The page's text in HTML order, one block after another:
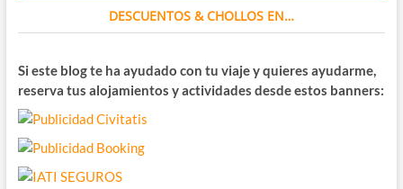
DESCUENTOS & CHOLLOS EN…
Si este blog te ha ayudado con tu viaje y quieres ayudarme,
reserva tus alojamientos y actividades desde estos banners: